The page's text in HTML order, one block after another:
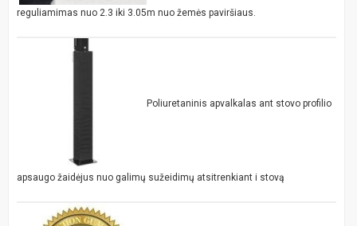
reguliamimas nuo 2.3 iki 3.05m nuo žemės paviršiaus.
Poliuretaninis apvalkalas ant stovo profilio
apsaugo žaidėjus nuo galimų sužeidimų atsitrenkiant i stovą